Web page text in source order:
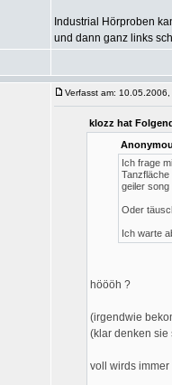
Industrial Hörproben
und dann ganz links
Verfasst am:
klozz hat
Ich frage
Tanzfläche
geiler
Oder
Ich warte
höööh ?
(irgendwie
(klar denken sie
voll wirds immer